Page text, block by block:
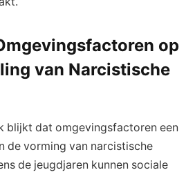
op
van Narcistische
blijkt dat omgevingsfactoren een
de vorming van narcistische
de jeugdjaren kunnen sociale